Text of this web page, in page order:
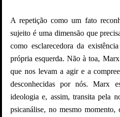
A repetição como um fato
sujeito é uma dimensão que
como esclarecedora da
própria esquerda. Não à toa,
que nos levam a agir e a
desconhecidas por nós. Marx
ideologia e, assim, transita pela
psicanálise, no mesmo